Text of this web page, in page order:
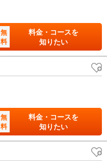
無
料
料金・コースを
知りたい
無
料
料金・コースを
知りたい